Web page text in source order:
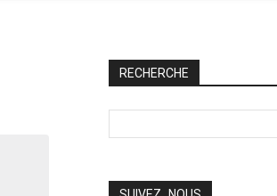
RECHERCHE